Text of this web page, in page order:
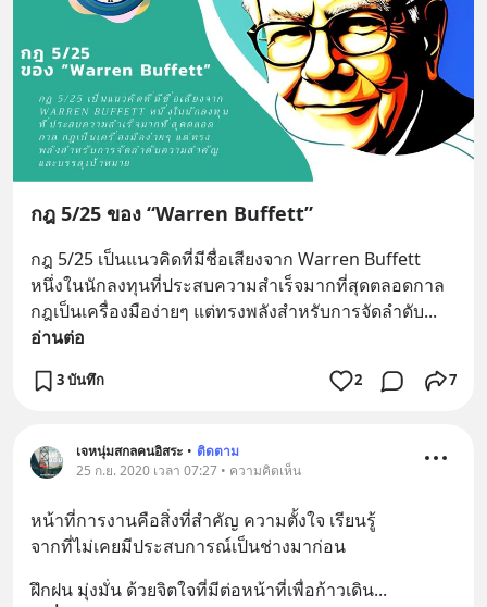
กฎ 5/25 ของ “Warren Buffett”
กฎ 5/25 เป็นแนวคิดที่มีชื่อเสียงจาก Warren Buffett
หนึ่งในนักลงทุนที่ประสบความสำเร็จมากที่สุดตลอดกาล
กฎเป็นเครื่องมือง่ายๆ แต่ทรงพลังสำหรับการจัดลำดับ
อ่านต่อ
3 บันทึก 2 7
เจหนุ่มสกลคนอิสระ • ติดตาม
25 ก.ย. 2020 เวลา 07:27 • ความคิดเห็น
หน้าที่การงานคือสิ่งที่สำคัญ ความตั้งใจ เรียนรู้
จากที่ไม่เคยมีประสบการณ์เป็นช่างมาก่อน
ฝึกฝน มุ่งมั่น ด้วยจิตใจที่มีต่อหน้าที่เพื่อก้าวเดิน...